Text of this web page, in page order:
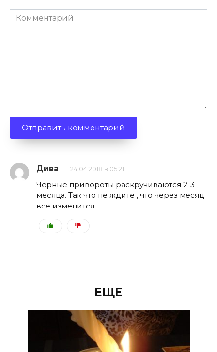
Комментарий
Дива 24.04.2018 в 05:21
Черные привороты раскручиваются 2-3
месяца. Так что не ждите , что через месяц
все изменится
ЕЩЕ